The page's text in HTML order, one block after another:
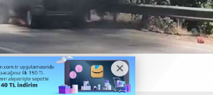
+ -
Bursa’da çay bahçesinde şaşırtan buluşma! Elleriyle besledi